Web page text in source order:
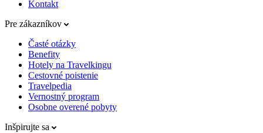
Kontakt
Pre zákazníkov
Časté otázky
Benefity
Hotely na Travelkingu
Cestovné poistenie
Travelpedia
Vernostný program
Osobne overené pobyty
Inšpirujte sa